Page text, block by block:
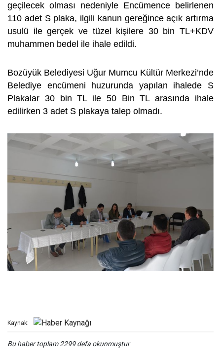
geçilecek olması nedeniyle Encümence belirlenen
110 adet S plaka, ilgili kanun gereğince açık artırma
usulü ile gerçek ve tüzel kişilere 30 bin TL+KDV
muhammen bedel ile ihale edildi.
Bozüyük Belediyesi Uğur Mumcu Kültür Merkezi’nde
Belediye encümeni huzurunda yapılan ihalede S
Plakalar 30 bin TL ile 50 Bin TL arasında ihale
edilirken 3 adet S plakaya talep olmadı.
Kaynak:
Bu haber toplam 2299 defa okunmuştur